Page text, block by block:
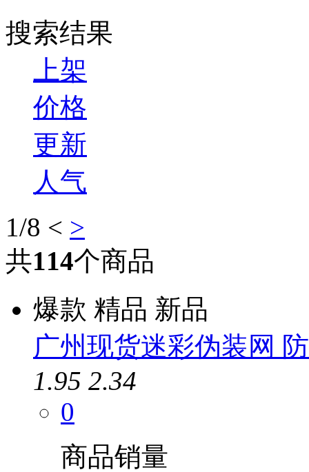
搜索结果
上架
价格
更新
人气
1/8 < >
共114个商品
爆款 精品 新品
广州现货迷彩伪装网
1.95 2.34
0
商品销量